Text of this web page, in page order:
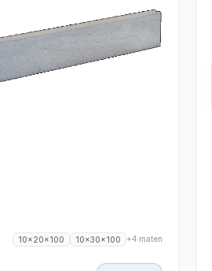
10x20x100 10x30x100 +4 maten